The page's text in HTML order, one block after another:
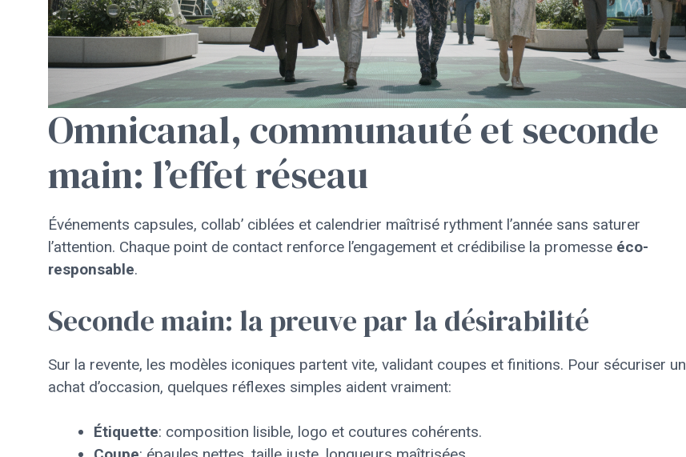
Omnicanal, communauté et seconde
main: l’effet réseau
Événements capsules, collab’ ciblées et calendrier maîtrisé rythment l’année sans saturer
l’attention. Chaque point de contact renforce l’engagement et crédibilise la promesse éco-
responsable.
Seconde main: la preuve par la désirabilité
Sur la revente, les modèles iconiques partent vite, validant coupes et finitions. Pour sécuriser un
achat d’occasion, quelques réflexes simples aident vraiment:
Étiquette: composition lisible, logo et coutures cohérents.